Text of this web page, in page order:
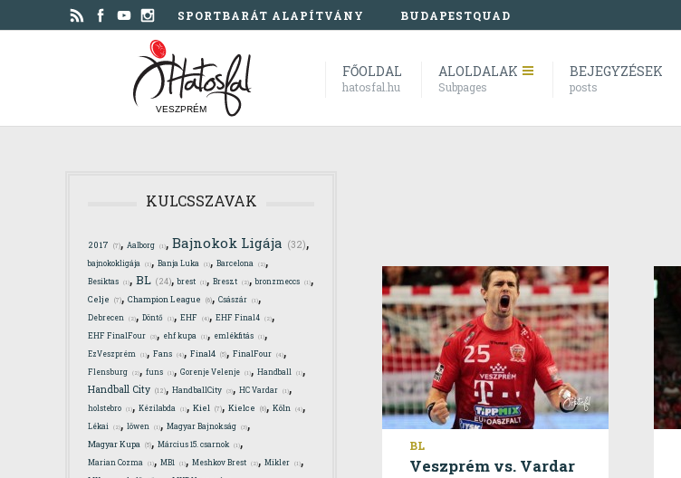
SPORTBARÁT ALAPÍTVÁNY BUDAPESTQUAD
VESZPRÉM
FŐOLDAL
hatosfal.hu
ALOLDALAK
Subpages
BEJEGYZÉSEK
posts
BL
Veszprém vs. Vardar
KULCSSZAVAK
2017 (7), Aalborg (1), Bajnokok Ligája (32),
bajnokokligája (1), Banja Luka (1), Barcelona (2),
Besiktas (1), BL (24),brest (1), Breszt (2),bronzmeccs (1),
Celje (7), Champion League (6), Császár (1),
Debrecen (2), Döntő (1), EHF (4), EHF Final4 (2),
EHF FinalFour (3), ehf kupa (1), emlékfitás (1),
EzVeszprém (1), Fans (4), Final4 (5), FinalFour (4),
Flensburg (2), funs (1), Gorenje Velenje (1), Handball (1),
Handball City (12), HandballCity (3), HC Vardar (1),
holstebro (1), Kézilabda (1), Kiel (7), Kielce (6), Köln (4),
Lékai (2), löwen (1), Magyar Bajnokság (3),
Magyar Kupa (5), Március 15. csarnok (1),
Marian Cozma (1), MB1 (1), Meshkov Brest (2), Mikler (1),